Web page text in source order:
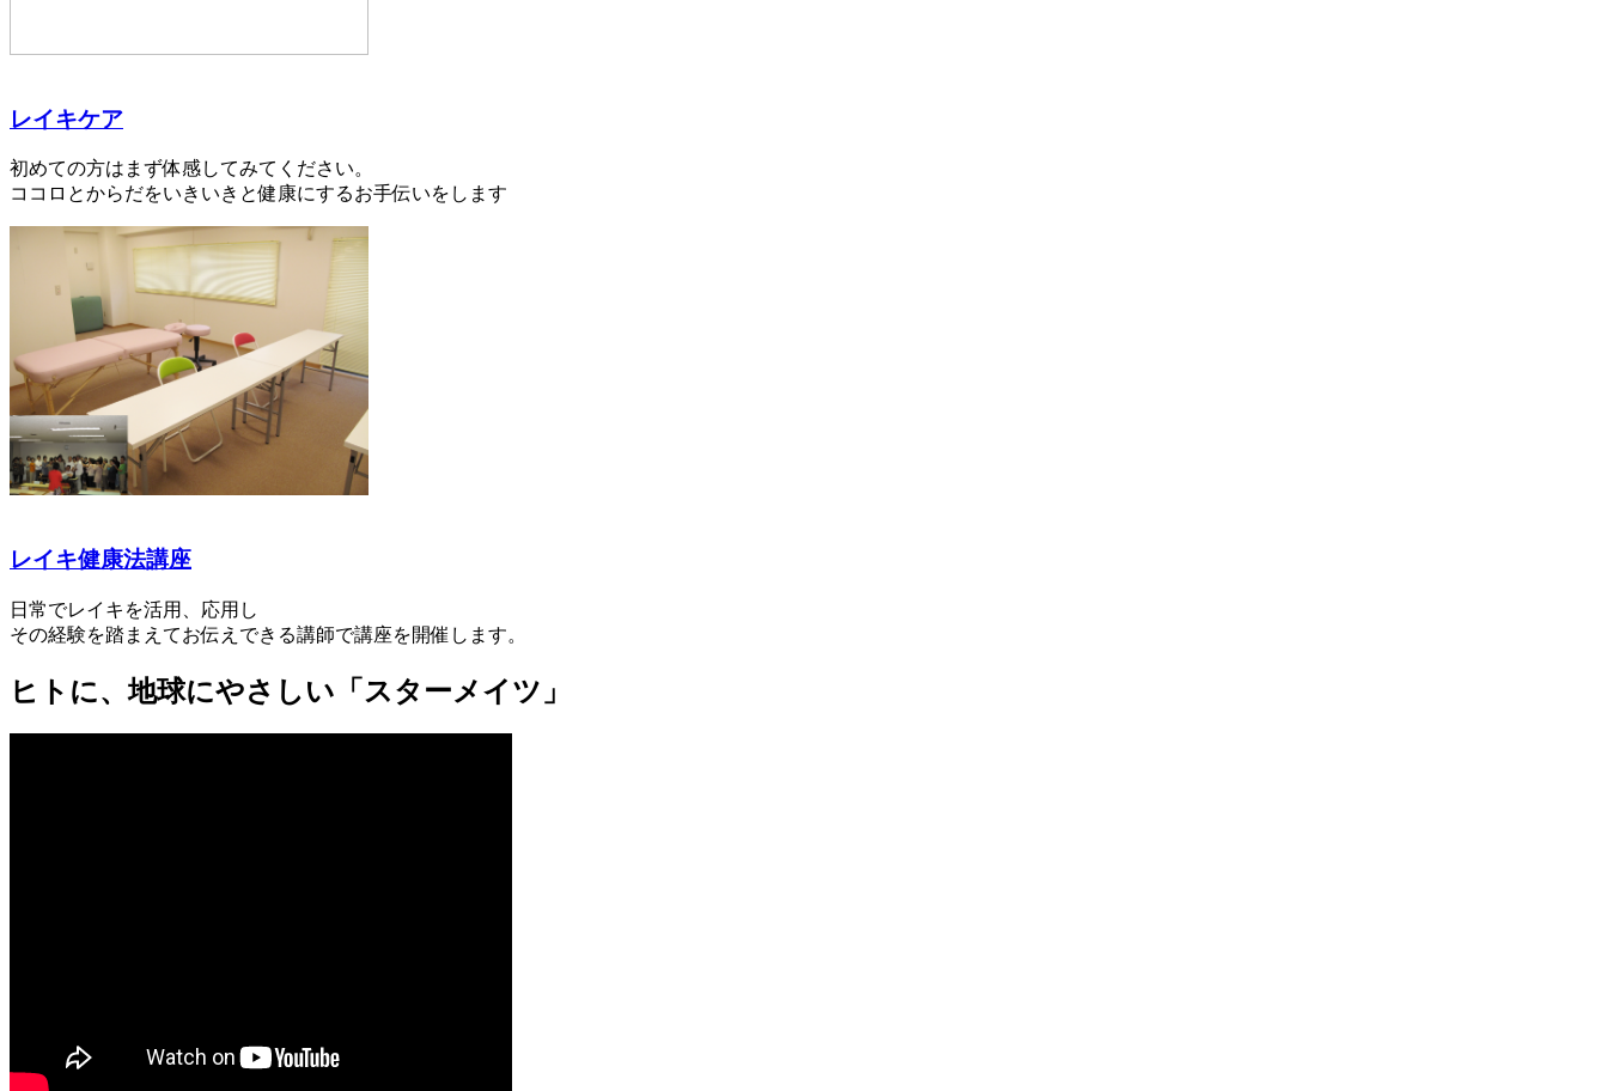
レイキケア
初めての方はまず体感してみてください。
ココロとからだをいきいきと健康にするお手伝いをします
レイキ健康法講座
日常でレイキを活用、応用し
その経験を踏まえてお伝えできる講師で講座を開催します。
ヒトに、地球にやさしい「スターメイツ」